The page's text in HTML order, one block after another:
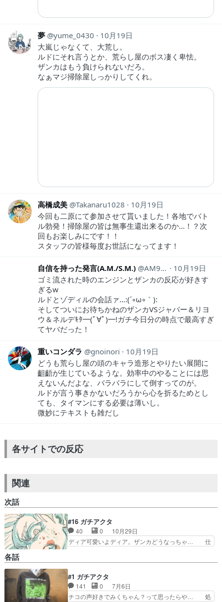
夢 yume_0430
10月19日
大嵐じゃなくて、大荒し。
ルドにそれ言うとか、荒らし屋のボス凄く卑怯。
ザンカはもう負けられないだろ。
なぁマジ掃除屋しっかりしてくれ。
高橋成美 Takanaru1028
10月19日
今回も二原にて参加させて貰いました！各地でバト
ル勃発！掃除屋の皆は無事生還出来るのか…！？次
回もお楽しみにです！！
スタッフの皆様毎度お世話になってます！
自信を持った発言(A.M./S.M.) AM90416827am
10月19日
ゴミ流された時のエンジンとザンカの反応が好きす
ぎるw
ルドとゾディルの会話ァ…:(´◦ω◦｀):
そしてついにお待ちかねのザンカVSジャバー＆リヨ
ウ＆ネルデｷﾀ━(ﾟ∀ﾟ)━!ガチ今日分の時点で最高すぎ
てヤバだった！
重いコンダラ gnoinori
10月19日
どうも荒らし屋の頭のキャラ造形とやりたい展開に
齟齬が生じているような。効率中のやることには思
えないんだよな、バラバラにして倒すってのが。
ルドが言う事きかないだろうから心を折るためとし
ても、タイマンにする必要は薄いし。
微妙にテキストも雑だし
各サイトでの反応
関連
次話
#16 ガチアクタ
40 0
10月29日
ディア可愛いよディア。ザンカどうなっちゃ… 仕
期1クオリティの作画でとんでも… ザンカのモノ
ローグからの終盤のザンカVS… ブロとディアの
やり取りにほっこりwディア… ブンドゥスはコル
各話
#1 ガチアクタ
141 0
7月6日
チコの声好きでみくちゃん？って思ったらや… 処